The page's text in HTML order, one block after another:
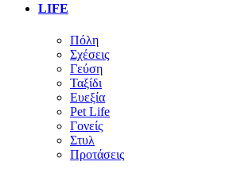
LIFE
Πόλη
Σχέσεις
Γεύση
Ταξίδι
Ευεξία
Pet Life
Γονείς
Στυλ
Προτάσεις